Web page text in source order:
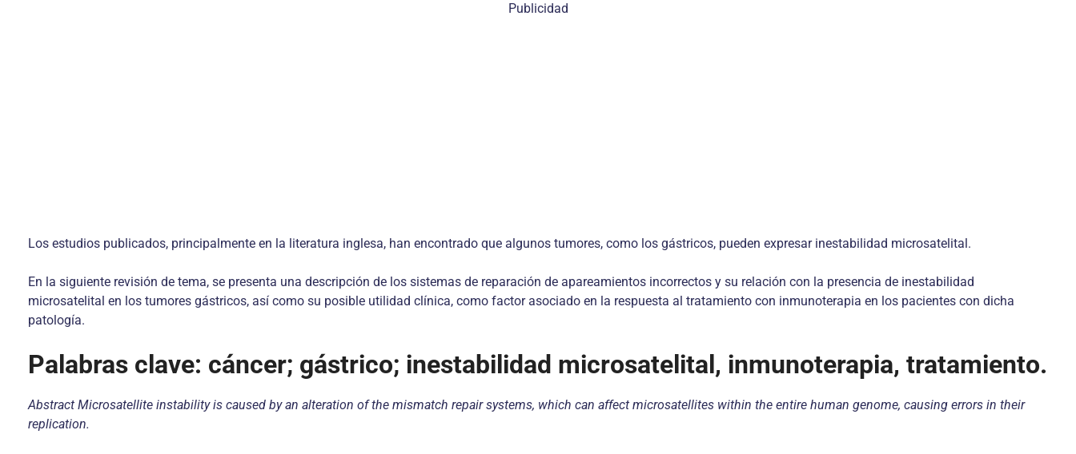
Publicidad
Los estudios publicados, principalmente en la literatura inglesa, han encontrado que algunos tumores, como los gástricos, pueden expresar inestabilidad microsatelital.
En la siguiente revisión de tema, se presenta una descripción de los sistemas de reparación de apareamientos incorrectos y su relación con la presencia de inestabilidad
microsatelital en los tumores gástricos, así como su posible utilidad clínica, como factor asociado en la respuesta al tratamiento con inmunoterapia en los pacientes con dicha
patología.
Palabras clave: cáncer; gástrico; inestabilidad microsatelital, inmunoterapia, tratamiento.
Abstract Microsatellite instability is caused by an alteration of the mismatch repair systems, which can affect microsatellites within the entire human genome, causing errors in their
replication.